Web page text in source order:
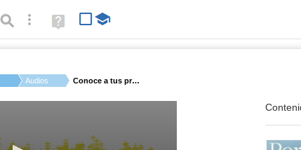
Búsqueda avanzada
Ayuda
(en
Audios Conoce a tus profess...